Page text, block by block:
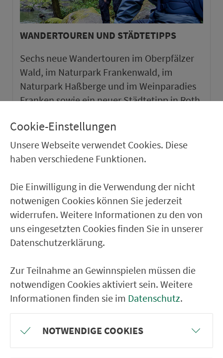
WANDERTOUREN UND STÄDTETIPPS
Sechs neue Wandertouren im Oberpfälzer
Wald, im Naturpark Frankenwald, im
Naturpark Haßberge und im Weinparadies
Franken sowie ein neuer Städtetipp in Roth.
VGN-SOMMER 2026
Mach mit und gewinne einen von 1.000
Team-Plätzen für eine Abenteuer-Rallye!
Cookie-Einstellungen
Unsere Webseite verwendet Cookies. Diese
haben verschiedene Funktionen.
Die Einwilligung in die Verwendung der nicht
notwenigen Cookies können Sie jederzeit
widerrufen. Weitere Informationen zu den von
uns eingesetzten Cookies finden Sie in unserer
Datenschutzerklärung.
Zur Teilnahme an Gewinnspielen müssen die
notwendigen Cookies aktiviert sein. Weitere
Informationen finden sie im Datenschutz.
NOTWENDIGE COOKIES